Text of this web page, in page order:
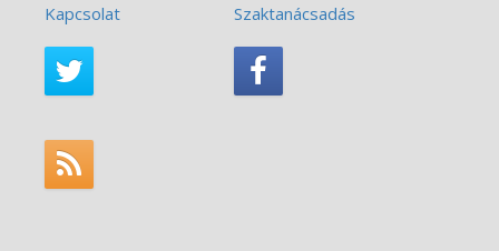
Kapcsolat
Szaktanácsadás